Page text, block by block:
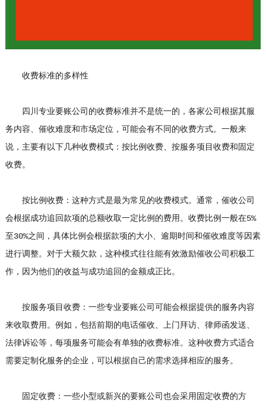
收费标准的多样性
四川专业要账公司的收费标准并不是统一的，各家公司根据其服
务内容、催收难度和市场定位，可能会有不同的收费方式。一般来
说，主要有以下几种收费模式：按比例收费、按服务项目收费和固定
收费。
按比例收费：这种方式是最为常见的收费模式。通常，催收公司
会根据成功追回款项的总额收取一定比例的费用。收费比例一般在5%
至30%之间，具体比例会根据款项的大小、逾期时间和催收难度等因素
进行调整。对于大额欠款，这种模式往往能有效激励催收公司积极工
作，因为他们的收益与成功追回的金额成正比。
按服务项目收费：一些专业要账公司可能会根据提供的服务内容
来收取费用。例如，包括前期的电话催收、上门拜访、律师函发送、
法律诉讼等，每项服务可能会有单独的收费标准。这种收费方式适合
需要定制化服务的企业，可以根据自己的需求选择相应的服务。
固定收费：一些小型或新兴的要账公司也会采用固定收费的方